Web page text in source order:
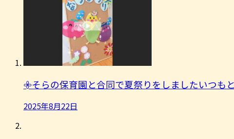
𖧷そらの保育園と合同で夏祭りをしましたいつも
2025年8月22日